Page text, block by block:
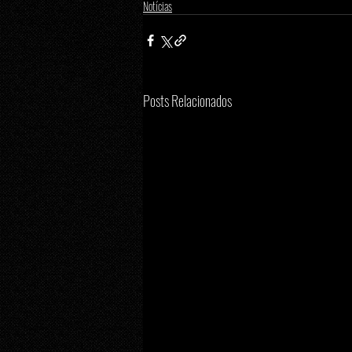
Notícias
Posts Relacionados